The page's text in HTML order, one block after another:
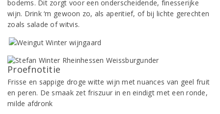
bodems. Dit zorgt voor een onderscheidende, finesserijke
wijn. Drink ‘m gewoon zo, als aperitief, of bij lichte gerechten
zoals salade of witvis.
Proefnotitie
Frisse en sappige droge witte wijn met nuances van geel fruit
en peren. De smaak zet friszuur in en eindigt met een ronde,
milde afdronk